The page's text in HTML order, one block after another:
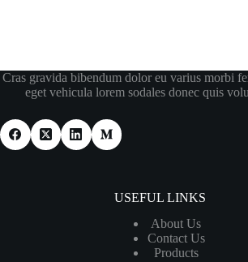
Cras gravida bibendum dolor eu varius morbi
eget vehicula lorem sodales donec quis
USEFUL LINKS
About Us
Contact Us
Products